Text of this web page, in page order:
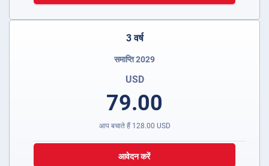
3 वर्ष
समाप्ति 2029
USD
79.00
आप बचाते हैं 128.00 USD
आवेदन करें